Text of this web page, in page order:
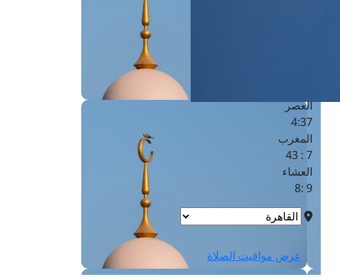
العصر
4:37
المغرب
7 : 43
العشاء
9 :8
عرض مواقيت الصلاة